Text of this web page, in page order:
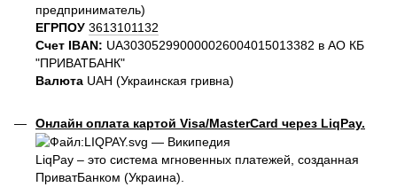
предприниматель)
ЕГРПОУ 3613101132
Счет IBAN: UA303052990000026004015013382 в АО КБ
"ПРИВАТБАНК"
Валюта UAH (Украинская гривна)
Онлайн оплата картой Visa/MasterCard через LiqPay.
LiqPay – это система мгновенных платежей, созданная
ПриватБанком (Украина).